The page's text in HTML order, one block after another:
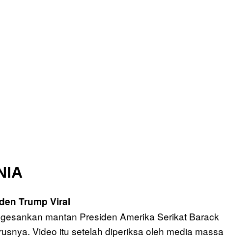
Trump Viral
mantan Presiden Amerika Serikat Barack
Video itu setelah diperiksa oleh media massa